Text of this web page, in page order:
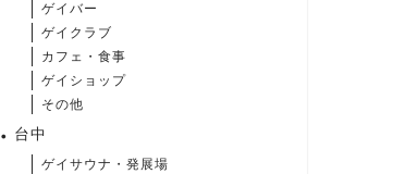
ゲイバー
ゲイクラブ
カフェ・食事
ゲイショップ
その他
台中
ゲイサウナ・発展場